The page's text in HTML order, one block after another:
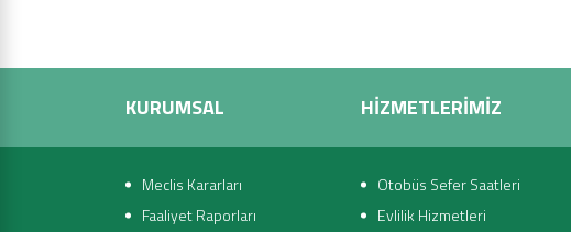
KURUMSAL
Meclis Kararları
Faaliyet Raporları
HİZMETLERİMİZ
Otobüs Sefer Saatleri
Evlilik Hizmetleri